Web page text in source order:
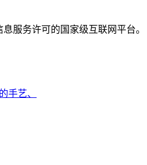
服务许可的国家级互联网平台。
手艺、